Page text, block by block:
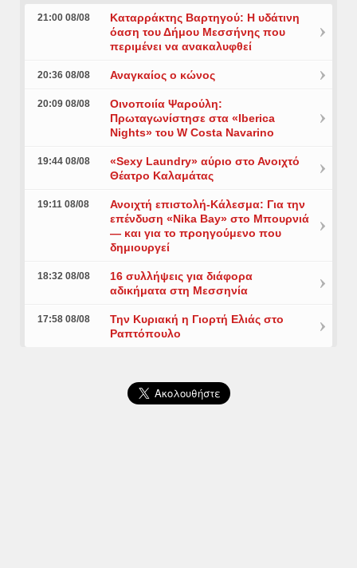
21:00 08/08
Καταρράκτης Βαρτηγού: Η υδάτινη
όαση του Δήμου Μεσσήνης που
περιμένει να ανακαλυφθεί
20:36 08/08 Αναγκαίος ο κώνος
20:09 08/08
Οινοποιία Ψαρούλη:
Πρωταγωνίστησε στα «Iberica
Nights» του W Costa Navarino
19:44 08/08
«Sexy Laundry» αύριο στο Ανοιχτό
Θέατρο Καλαμάτας
19:11 08/08
Ανοιχτή επιστολή-Κάλεσμα: Για την
επένδυση «Nika Bay» στο Μπουρνιά
— και για το προηγούμενο που
δημιουργεί
18:32 08/08
16 συλλήψεις για διάφορα
αδικήματα στη Μεσσηνία
17:58 08/08
Την Κυριακή η Γιορτή Ελιάς στο
Ραπτόπουλο